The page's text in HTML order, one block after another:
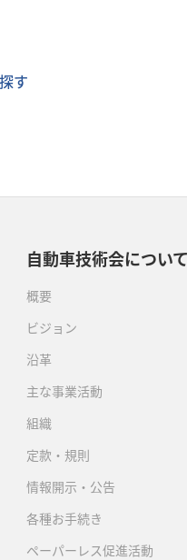
す
自動車技術会について
概要
ビジョン
沿革
主な事業活動
組織
定款・規則
情報開示・公告
各種お手続き
ペーパーレス促進活動